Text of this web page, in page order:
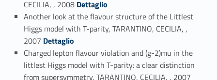
CECILIA, , 2008 Dettaglio
Another look at the flavour structure of the Littlest
Higgs model with T-parity, TARANTINO, CECILIA, ,
2007 Link identifier #identifier_person_127533-38
Dettaglio
Charged lepton flavour violation and (g-2)mu in the
littlest Higgs model with T-parity: a clear distinction
from supersymmetry, TARANTINO, CECILIA, , 2007